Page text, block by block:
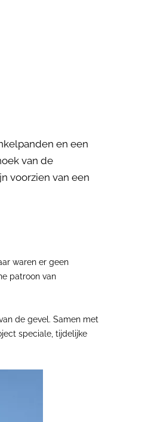
en een
van de
voorzien van een
waren er geen
patroon van
de gevel. Samen met
speciale, tijdelijke